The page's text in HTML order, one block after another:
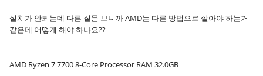
설치가 안되는데 다른 질문 보니까 AMD는 다른 방법으로 깔아야 하는거
같은데 어떻게 해야 하나요??
AMD Ryzen 7 7700 8-Core Processor RAM 32.0GB